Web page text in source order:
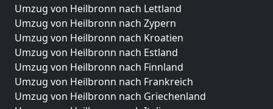
Umzug von Heilbronn nach Lettland
Umzug von Heilbronn nach Zypern
Umzug von Heilbronn nach Kroatien
Umzug von Heilbronn nach Estland
Umzug von Heilbronn nach Finnland
Umzug von Heilbronn nach Frankreich
Umzug von Heilbronn nach Griechenland